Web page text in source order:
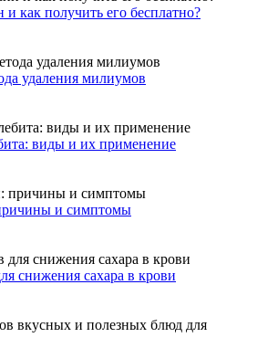
как получить его бесплатно?
удаления милиумов
виды и их применение
и симптомы
снижения сахара в крови